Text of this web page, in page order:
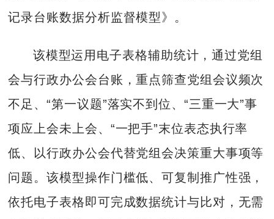
记录台账数据分析监督模型》。
该模型运用电子表格辅助统计，通过党组
会与行政办公会台账，重点筛查党组会议频次
不足、“第一议题”落实不到位、“三重一大”事
项应上会未上会、“一把手”末位表态执行率
低、以行政办公会代替党组会决策重大事项等
问题。该模型操作门槛低、可复制推广性强，
依托电子表格即可完成数据统计与比对，无需